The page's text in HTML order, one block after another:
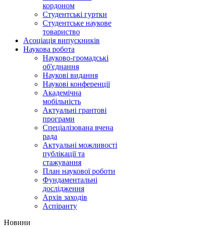
кордоном
Студентські гуртки
Студентське наукове
товариство
Асоціація випускників
Наукова робота
Науково-громадські
об'єднання
Наукові видання
Наукові конференції
Академічна
мобільність
Актуальні грантові
програми
Спеціалізована вчена
рада
Актуальні можливості
публікації та
стажування
План наукової роботи
Фундаментальні
дослідження
Архів заходів
Аспіранту
Hовини